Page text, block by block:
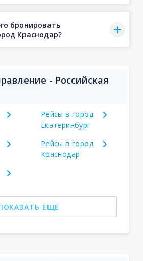
бронировать
Краснодар?
- Российская
Рейсы в город
Екатеринбург
Рейсы в город
Краснодар
ЕЩЕ